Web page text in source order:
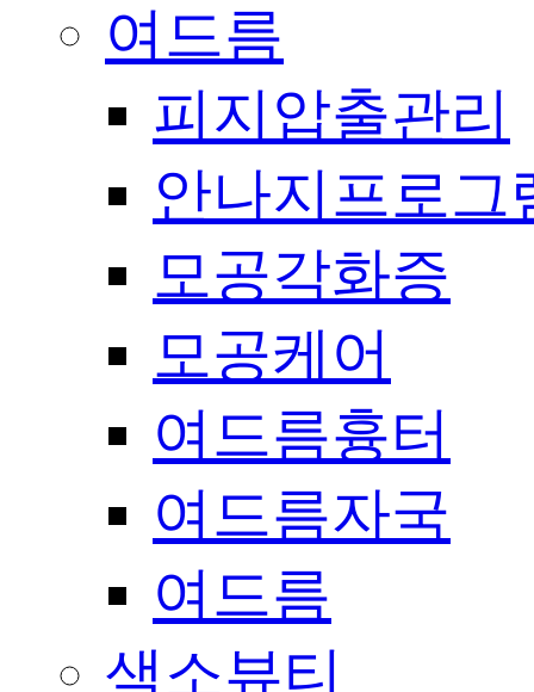
여드름
피지압출관리
안나지프로그
모공각화증
모공케어
여드름흉터
여드름자국
여드름
색소뷰티